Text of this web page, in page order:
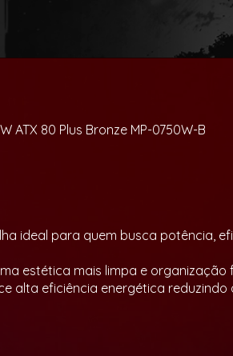
ATX 80 Plus Bronze MP-0750W-B
ideal para quem busca potência,
estética mais limpa e organização
alta eficiência energética